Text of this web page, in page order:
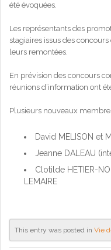
été évoquées.
Les représentants des
stagiaires issus des
leurs remontées.
En prévision des concours
réunions d’information ont
Plusieurs nouveaux
David MELISON et
Jeanne DALEAU
Clotilde HETIER-
LEMAIRE
This entry was posted in Vie